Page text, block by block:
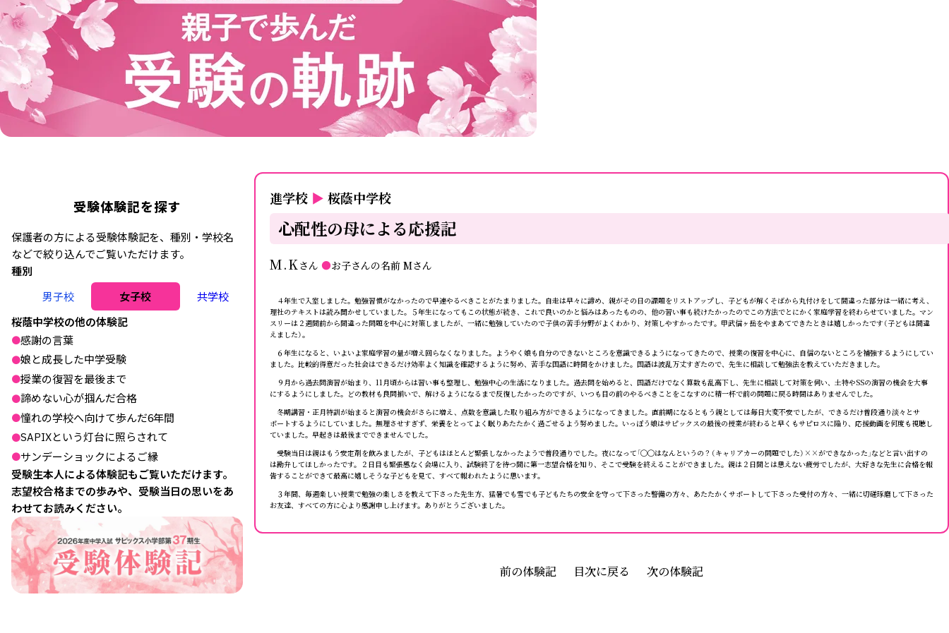
受験体験記を探す
保護者の方による受験体験記を、種別・学校名
などで絞り込んでご覧いただけます。
種別
男子校
女子校
共学校
桜蔭中学校の他の体験記
●感謝の言葉
●娘と成長した中学受験
●授業の復習を最後まで
●諦めない心が掴んだ合格
●憧れの学校へ向けて歩んだ6年間
●SAPIXという灯台に照らされて
●サンデーショックによるご縁
受験生本人による体験記もご覧いただけます。
志望校合格までの歩みや、受験当日の思いをあ
わせてお読みください。
進学校 ▶ 桜蔭中学校
心配性の母による応援記
M.K さん ●お子さんの名前 Mさん
４年生で入室しました。勉強習慣がなかったので早速やるべきことがたまりました。自走は早々に諦め、親がその日の課題をリストアップし、子どもが解くそばから丸付けをして間違った部分は一緒に考え、
理社のテキストは読み聞かせしていました。５年生になってもこの状態が続き、これで良いのかと悩みはあったものの、他の習い事も続けたかったのでこの方法でとにかく家庭学習を終わらせていました。マン
スリーは２週間前から間違った問題を中心に対策しましたが、一緒に勉強していたので子供の苦手分野がよくわかり、対策しやすかったです。甲武信ヶ岳をやまあてできたときは嬉しかったです（子どもは間違
えました）。
６年生になると、いよいよ家庭学習の量が増え回らなくなりました。ようやく娘も自分のできないところを意識できるようになってきたので、授業の復習を中心に、自信のないところを補強するようにしてい
ました。比較的得意だった社会はできるだけ効率よく知識を確認するように努め、苦手な国語に時間をかけました。国語は波乱万丈すぎたので、先生に相談して勉強法を教えていただきました。
９月から過去問演習が始まり、11月頃からは習い事も整理し、勉強中心の生活になりました。過去問を始めると、国語だけでなく算数も乱高下し、先生に相談して対策を伺い、土特やSSの演習の機会を大事
にするようにしました。どの教材も良問揃いで、解けるようになるまで反復したかったのですが、いつも目の前のやるべきことをこなすのに精一杯で前の問題に戻る時間はありませんでした。
冬期講習・正月特訓が始まると演習の機会がさらに増え、点数を意識した取り組み方ができるようになってきました。直前期になるともう親としては毎日大変不安でしたが、できるだけ普段通り淡々とサ
ポートするようにしていました。無理させすぎず、栄養をとってよく眠りあたたかく過ごせるよう努めました。いっぽう娘はサピックスの最後の授業が終わると早くもサピロスに陥り、応援動画を何度も視聴し
ていました。早起きは最後までできませんでした。
受験当日は親はもう安定剤を飲みましたが、子どもはほとんど緊張しなかったようで普段通りでした。夜になって「◯◯はなんというの？（キャリアカーの問題でした）××ができなかった」などと言い出すの
は勘弁してほしかったです。２日目も緊張感なく会場に入り、試験終了を待つ間に第一志望合格を知り、そこで受験を終えることができました。親は２日間とは思えない疲労でしたが、大好きな先生に合格を報
告することができて最高に嬉しそうな子どもを見て、すべて報われたように思います。
３年間、毎週楽しい授業で勉強の楽しさを教えて下さった先生方、猛暑でも雪でも子どもたちの安全を守って下さった警備の方々、あたたかくサポートして下さった受付の方々、一緒に切磋琢磨して下さった
お友達、すべての方に心より感謝申し上げます。ありがとうございました。
前の体験記 目次に戻る 次の体験記